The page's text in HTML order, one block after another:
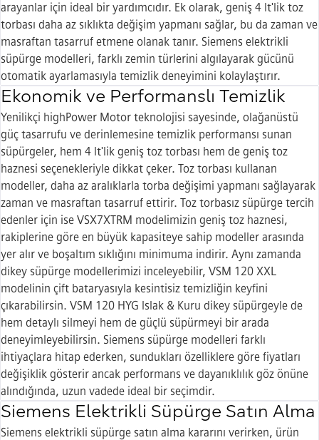
arayanlar için ideal bir yardımcıdır. Ek olarak, geniş 4 lt'lik toz
torbası daha az sıklıkta değişim yapmanı sağlar, bu da zaman ve
masraftan tasarruf etmene olanak tanır. Siemens elektrikli
süpürge modelleri, farklı zemin türlerini algılayarak gücünü
otomatik ayarlamasıyla temizlik deneyimini kolaylaştırır.
Ekonomik ve Performanslı Temizlik
Yenilikçi highPower Motor teknolojisi sayesinde, olağanüstü
güç tasarrufu ve derinlemesine temizlik performansı sunan
süpürgeler, hem 4 lt'lik geniş toz torbası hem de geniş toz
haznesi seçenekleriyle dikkat çeker. Toz torbası kullanan
modeller, daha az aralıklarla torba değişimi yapmanı sağlayarak
zaman ve masraftan tasarruf ettirir. Toz torbasız süpürge tercih
edenler için ise VSX7XTRM modelimizin geniş toz haznesi,
rakiplerine göre en büyük kapasiteye sahip modeller arasında
yer alır ve boşaltım sıklığını minimuma indirir. Aynı zamanda
dikey süpürge modellerimizi inceleyebilir, VSM 120 XXL
modelinin çift bataryasıyla kesintisiz temizliğin keyfini
çıkarabilirsin. VSM 120 HYG Islak & Kuru dikey süpürgeyle de
hem detaylı silmeyi hem de güçlü süpürmeyi bir arada
deneyimleyebilirsin. Siemens süpürge modelleri farklı
ihtiyaçlara hitap ederken, sundukları özelliklere göre fiyatları
değişiklik gösterir ancak performans ve dayanıklılık göz önüne
alındığında, uzun vadede ideal bir seçimdir.
Siemens Elektrikli Süpürge Satın Alma
Siemens elektrikli süpürge satın alma kararını verirken, ürün